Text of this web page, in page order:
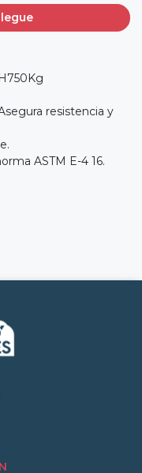
resistencia y
ASTM E-4 16.